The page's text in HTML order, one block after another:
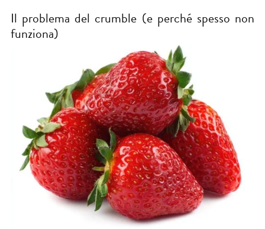
Il problema del crumble (e perché spesso non
funziona)